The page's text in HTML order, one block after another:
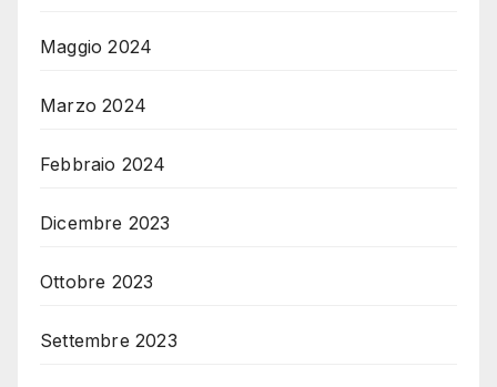
Maggio 2024
Marzo 2024
Febbraio 2024
Dicembre 2023
Ottobre 2023
Settembre 2023